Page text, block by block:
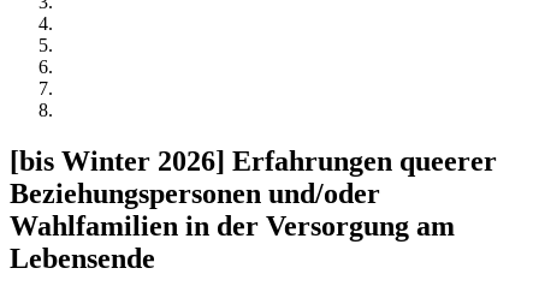
[bis Winter 2026] Erfahrungen queerer
Beziehungspersonen und/oder
Wahlfamilien in der Versorgung am
Lebensende